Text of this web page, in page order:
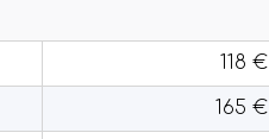
118 €
165 €